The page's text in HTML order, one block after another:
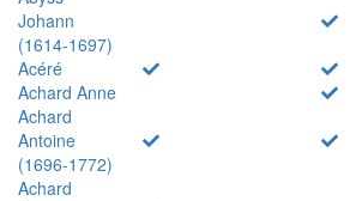
Johann
(1614-1697)
Acéré
Achard Anne
Achard
Antoine
(1696-1772)
Achard